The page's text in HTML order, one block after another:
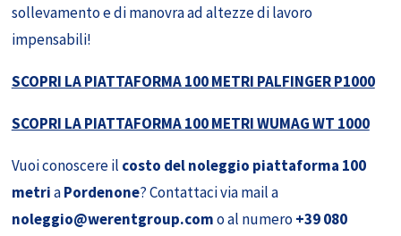
sollevamento e di manovra ad altezze di lavoro
impensabili!
SCOPRI LA PIATTAFORMA 100 METRI PALFINGER P1000
SCOPRI LA PIATTAFORMA 100 METRI WUMAG WT 1000
Vuoi conoscere il costo del noleggio piattaforma 100
metriaPordenone? Contattaci via mail a
noleggio@werentgroup.como al numero+39 080